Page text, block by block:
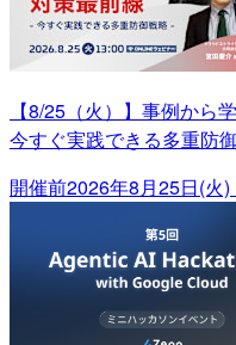
【8/25（火）】事例から
今すぐ実践できる多重防
開催前2026年8月25日(火)